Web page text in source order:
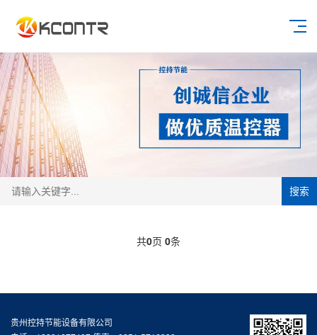
搜索
共0页 0条
贵州控持节能设备有限公司